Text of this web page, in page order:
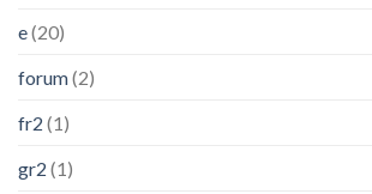
e(20)
forum(2)
fr2 (1)
gr2 (1)